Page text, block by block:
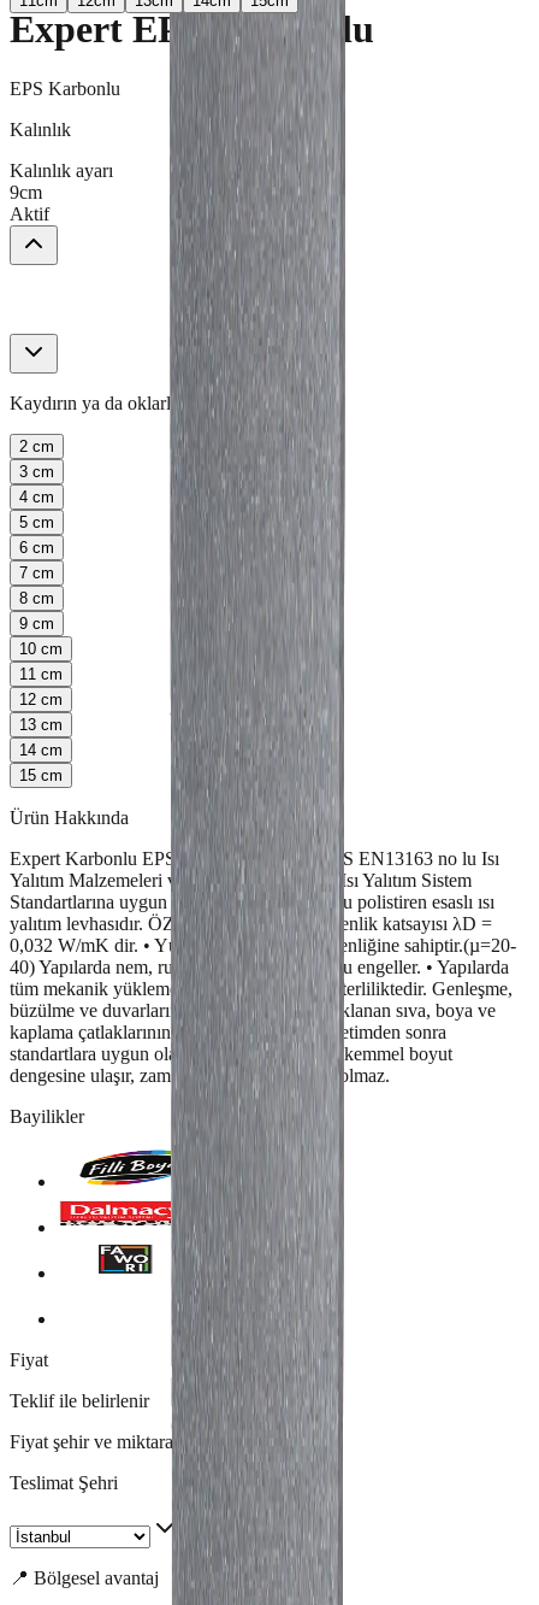
Expert EPS Karbonlu
EPS Karbonlu
Kalınlık
Kalınlık ayarı
9cm
Aktif
Kaydırın ya da oklarla değiştirin.
2 cm
3 cm
4 cm
5 cm
6 cm
7 cm
8 cm
9 cm
10 cm
11 cm
12 cm
13 cm
14 cm
15 cm
Ürün Hakkında
Expert Karbonlu EPS Isı Yalıtım Levhası, TS EN13163 no lu Isı
Yalıtım Malzemeleri ve TS EN 13499 EPS Isı Yalıtım Sistem
Standartlarına uygun olarak üretilen karbonlu polistiren esaslı ısı
yalıtım levhasıdır. ÖZELLİKLER • Isı iletkenlik katsayısı λD =
0,032 W/mK dir. • Yüksek su buharı geçirgenliğine sahiptir.(µ=20-
40) Yapılarda nem, rutubet ve küf oluşumunu engeller. • Yapılarda
tüm mekanik yüklemelere dayanabilecek yeterliliktedir. Genleşme,
büzülme ve duvarların çalışmasından kaynaklanan sıva, boya ve
kaplama çatlaklarının oluşmasını önler. • Üretimden sonra
standartlara uygun olarak dinlendirilerek mükemmel boyut
dengesine ulaşır, zamanla gönyeden sapma olmaz.
Bayilikler
Fiyat
Teklif ile belirlenir
Fiyat şehir ve miktara göre değişir.
Teslimat Şehri
📍 Bölgesel avantaj